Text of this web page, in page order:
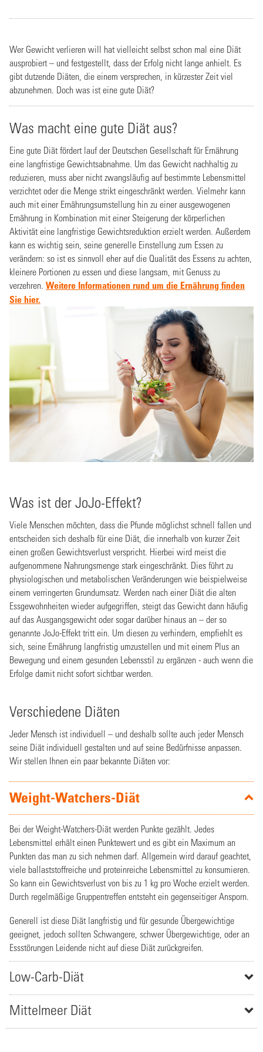
Wer Gewicht verlieren will hat vielleicht selbst schon mal eine Diät
ausprobiert – und festgestellt, dass der Erfolg nicht lange anhielt. Es
gibt dutzende Diäten, die einem versprechen, in kürzester Zeit viel
abzunehmen. Doch was ist eine gute Diät?
Was macht eine gute Diät aus?
Eine gute Diät fördert lauf der Deutschen Gesellschaft für Ernährung
eine langfristige Gewichtsabnahme. Um das Gewicht nachhaltig zu
reduzieren, muss aber nicht zwangsläufig auf bestimmte Lebensmittel
verzichtet oder die Menge strikt eingeschränkt werden. Vielmehr kann
auch mit einer Ernährungsumstellung hin zu einer ausgewogenen
Ernährung in Kombination mit einer Steigerung der körperlichen
Aktivität eine langfristige Gewichtsreduktion erzielt werden. Außerdem
kann es wichtig sein, seine generelle Einstellung zum Essen zu
verändern: so ist es sinnvoll eher auf die Qualität des Essens zu achten,
kleinere Portionen zu essen und diese langsam, mit Genuss zu
verzehren. Weitere Informationen rund um die Ernährung finden
Sie hier.
Was ist der JoJo-Effekt?
Viele Menschen möchten, dass die Pfunde möglichst schnell fallen und
entscheiden sich deshalb für eine Diät, die innerhalb von kurzer Zeit
einen großen Gewichtsverlust verspricht. Hierbei wird meist die
aufgenommene Nahrungsmenge stark eingeschränkt. Dies führt zu
physiologischen und metabolischen Veränderungen wie beispielweise
einem verringerten Grundumsatz. Werden nach einer Diät die alten
Essgewohnheiten wieder aufgegriffen, steigt das Gewicht dann häufig
auf das Ausgangsgewicht oder sogar darüber hinaus an – der so
genannte JoJo-Effekt tritt ein. Um diesen zu verhindern, empfiehlt es
sich, seine Ernährung langfristig umzustellen und mit einem Plus an
Bewegung und einem gesunden Lebensstil zu ergänzen - auch wenn die
Erfolge damit nicht sofort sichtbar werden.
Verschiedene Diäten
Jeder Mensch ist individuell – und deshalb sollte auch jeder Mensch
seine Diät individuell gestalten und auf seine Bedürfnisse anpassen.
Wir stellen Ihnen ein paar bekannte Diäten vor:
Weight-Watchers-Diät
Bei der Weight-Watchers-Diät werden Punkte gezählt. Jedes
Lebensmittel erhält einen Punktewert und es gibt ein Maximum an
Punkten das man zu sich nehmen darf. Allgemein wird darauf geachtet,
viele ballaststoffreiche und proteinreiche Lebensmittel zu konsumieren.
So kann ein Gewichtsverlust von bis zu 1 kg pro Woche erzielt werden.
Durch regelmäßige Gruppentreffen entsteht ein gegenseitiger Ansporn.
Generell ist diese Diät langfristig und für gesunde Übergewichtige
geeignet, jedoch sollten Schwangere, schwer Übergewichtige, oder an
Essstörungen Leidende nicht auf diese Diät zurückgreifen.
Low-Carb-Diät
Mittelmeer Diät